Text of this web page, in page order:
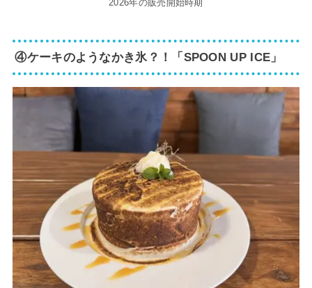
2026年の販売開始時期
④ケーキのようなかき氷？！「SPOON UP ICE」